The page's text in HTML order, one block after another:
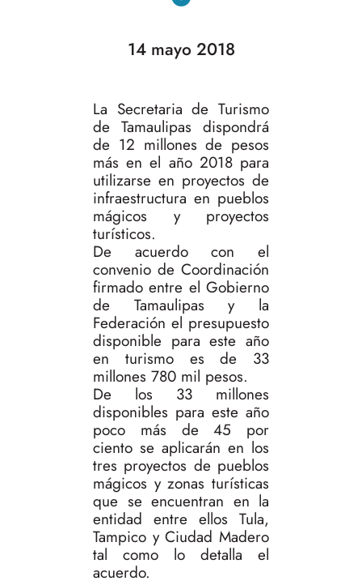
14 mayo 2018
La Secretaria de Turismo
de Tamaulipas dispondrá
de 12 millones de pesos
más en el año 2018 para
utilizarse en proyectos de
infraestructura en pueblos
mágicos y proyectos
turísticos.
De acuerdo con el
convenio de Coordinación
firmado entre el Gobierno
de Tamaulipas y la
Federación el presupuesto
disponible para este año
en turismo es de 33
millones 780 mil pesos.
De los 33 millones
disponibles para este año
poco más de 45 por
ciento se aplicarán en los
tres proyectos de pueblos
mágicos y zonas turísticas
que se encuentran en la
entidad entre ellos Tula,
Tampico y Ciudad Madero
tal como lo detalla el
acuerdo.